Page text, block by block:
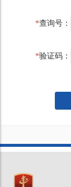
*查询号：
*验证码：